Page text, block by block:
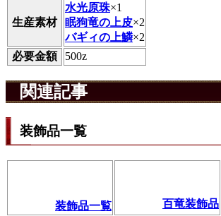
生産素材
水光原珠×1
眠狗竜の上皮×2
バギィの上鱗×2
必要金額
500z
関連記事
装飾品一覧
装飾品一覧 百竜装飾品